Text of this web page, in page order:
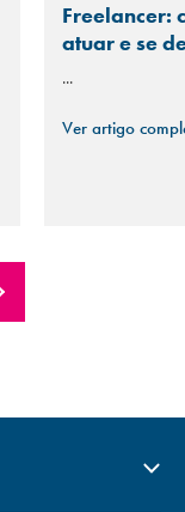
Freelancer:
atuar e se
...
Ver artigo